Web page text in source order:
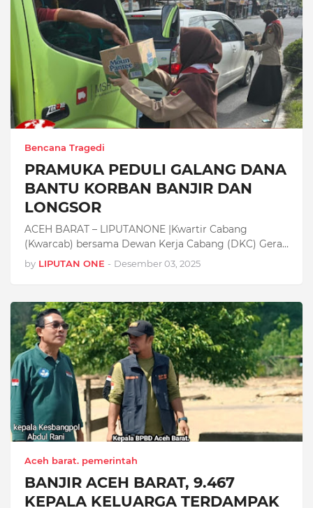
Bencana Tragedi
PRAMUKA PEDULI GALANG DANA
BANTU KORBAN BANJIR DAN
LONGSOR
ACEH BARAT – LIPUTANONE |Kwartir Cabang
(Kwarcab) bersama Dewan Kerja Cabang (DKC) Gera…
by LIPUTAN ONE - Desember 03, 2025
Aceh barat. pemerintah
BANJIR ACEH BARAT, 9.467
KEPALA KELUARGA TERDAMPAK